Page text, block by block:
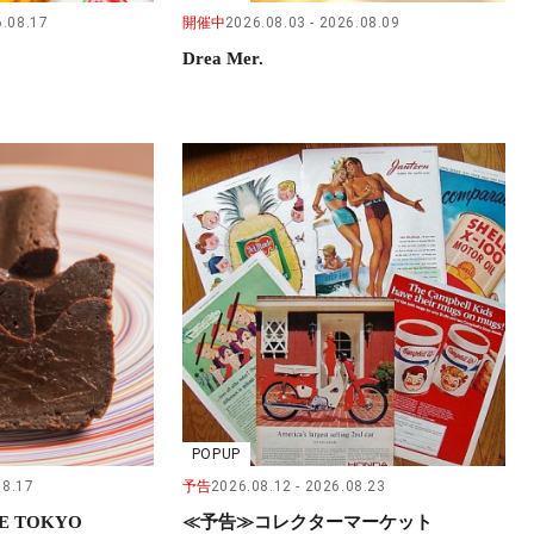
開催中2026.08.03 2026.08.09
Drea Mer.
TOKYO
POPUP
予告2026.08.12 2026.08.23
≪予告≫コレクターマーケット